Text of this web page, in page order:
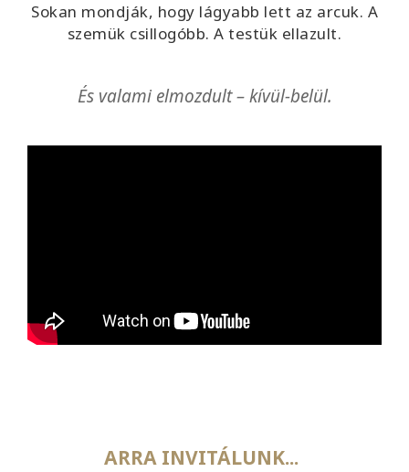
Sokan mondják, hogy lágyabb lett az arcuk. A
szemük csillogóbb. A testük ellazult.
És valami elmozdult – kívül-belül.
ARRA INVITÁLUNK...